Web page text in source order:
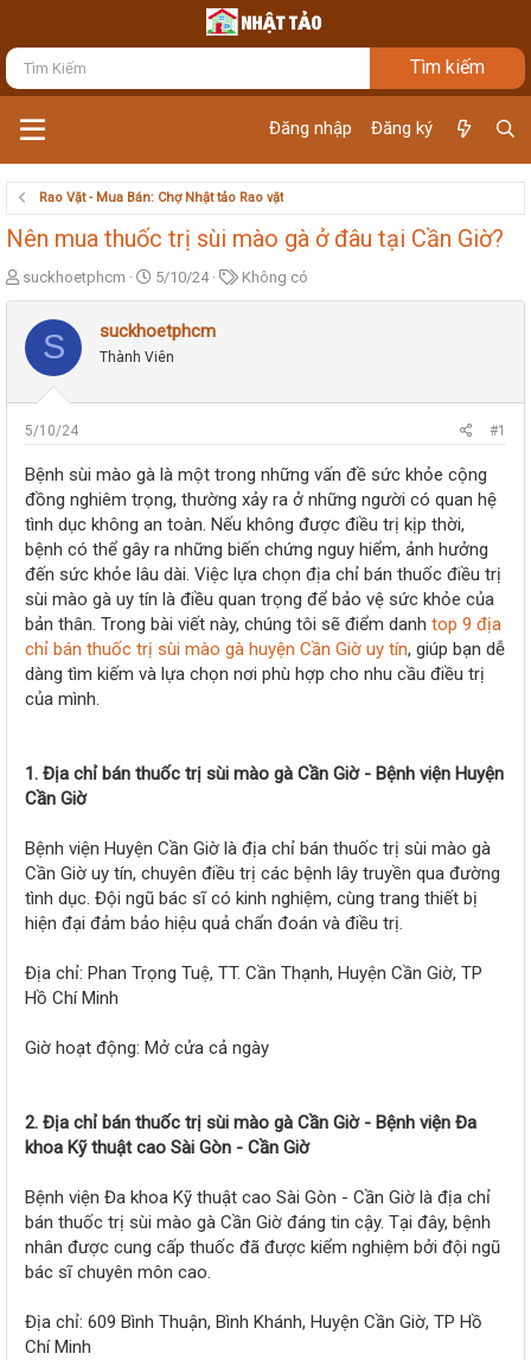
Đăng nhập Đăng ký
Rao Vặt - Mua Bán: Chợ Nhật tảo Rao vặt
Nên mua thuốc trị sùi mào gà ở đâu tại Cần Giờ?
T
h
e
a
s
r
e
suckhoetphcm
N
g
y
g
i
5/10/24
T
ừ
Không có
S suckhoetphcm
Thành Viên
5/10/24 #1
Bệnh sùi mào gà là một trong những vấn đề sức khỏe cộng
đồng nghiêm trọng, thường xảy ra ở những người có quan hệ
tình dục không an toàn. Nếu không được điều trị kịp thời,
bệnh có thể gây ra những biến chứng nguy hiểm, ảnh hưởng
đến sức khỏe lâu dài. Việc lựa chọn địa chỉ bán thuốc điều trị
sùi mào gà uy tín là điều quan trọng để bảo vệ sức khỏe của
bản thân. Trong bài viết này, chúng tôi sẽ điểm danh top 9 địa
chỉ bán thuốc trị sùi mào gà huyện Cần Giờ uy tín, giúp bạn dễ
dàng tìm kiếm và lựa chọn nơi phù hợp cho nhu cầu điều trị
của mình.
1. Địa chỉ bán thuốc trị sùi mào gà Cần Giờ - Bệnh viện Huyện
Cần Giờ
Bệnh viện Huyện Cần Giờ là địa chỉ bán thuốc trị sùi mào gà
Cần Giờ uy tín, chuyên điều trị các bệnh lây truyền qua đường
tình dục. Đội ngũ bác sĩ có kinh nghiệm, cùng trang thiết bị
hiện đại đảm bảo hiệu quả chẩn đoán và điều trị.
Địa chỉ: Phan Trọng Tuệ, TT. Cần Thạnh, Huyện Cần Giờ, TP
Hồ Chí Minh
Giờ hoạt động: Mở cửa cả ngày
2. Địa chỉ bán thuốc trị sùi mào gà Cần Giờ - Bệnh viện Đa
khoa Kỹ thuật cao Sài Gòn - Cần Giờ
Bệnh viện Đa khoa Kỹ thuật cao Sài Gòn - Cần Giờ là địa chỉ
bán thuốc trị sùi mào gà Cần Giờ đáng tin cậy. Tại đây, bệnh
nhân được cung cấp thuốc đã được kiểm nghiệm bởi đội ngũ
bác sĩ chuyên môn cao.
Địa chỉ: 609 Bình Thuận, Bình Khánh, Huyện Cần Giờ, TP Hồ
Chí Minh